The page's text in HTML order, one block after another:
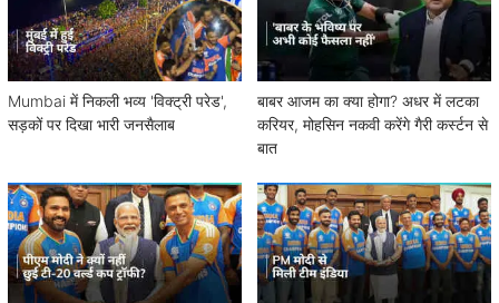
Mumbai में निकली भव्य 'विक्ट्री परेड',
सड़कों पर दिखा भारी जनसैलाब
बाबर आजम का क्या होगा? अधर में लटका
करियर, मोहसिन नकवी करेंगे गैरी कर्स्टन से
बात